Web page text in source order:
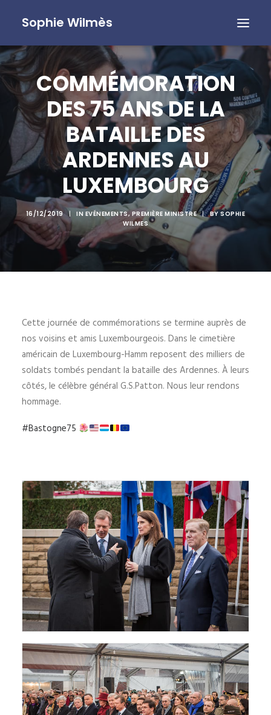
Sophie Wilmès
COMMÉMORATION
DES 75 ANS DE LA
BATAILLE DES
ARDENNES AU
LUXEMBOURG
16/12/2019 | IN EVÉNEMENTS, PREMIÈRE MINISTRE | BYSOPHIE
WILMES
‪Cette journée de commémorations se termine auprès de
nos voisins et amis Luxembourgeois. Dans le cimetière
américain de Luxembourg-Hamm reposent des milliers de
soldats tombés pendant la bataille des Ardennes. À leurs
côtés, le célèbre général G.S.Patton. Nous leur rendons
hommage.
#Bastogne75